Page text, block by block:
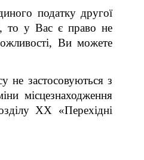
податку другої
то у Вас єправо не
Ви можете
не застосовуються з
місцезнаходження
ХХ «Перехідні